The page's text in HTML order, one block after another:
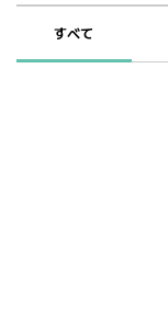
すべて